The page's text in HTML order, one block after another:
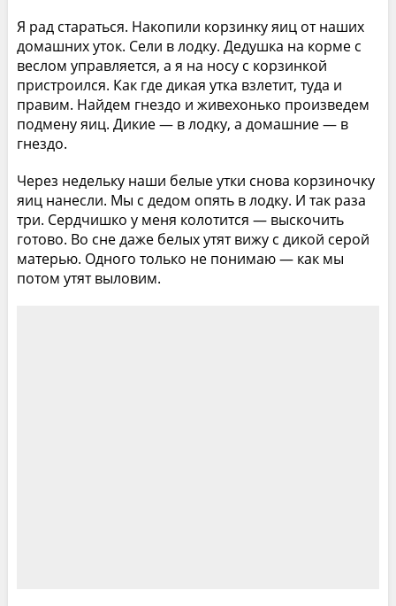
Я рад стараться. Накопили корзинку яиц от наших
домашних уток. Сели в лодку. Дедушка на корме с
веслом управляется, а я на носу с корзинкой
пристроился. Как где дикая утка взлетит, туда и
правим. Найдем гнездо и живехонько произведем
подмену яиц. Дикие — в лодку, а домашние — в
гнездо.
Через недельку наши белые утки снова корзиночку
яиц нанесли. Мы с дедом опять в лодку. И так раза
три. Сердчишко у меня колотится — выскочить
готово. Во сне даже белых утят вижу с дикой серой
матерью. Одного только не понимаю — как мы
потом утят выловим.